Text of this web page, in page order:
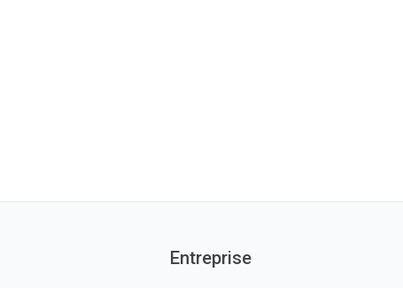
Entreprise